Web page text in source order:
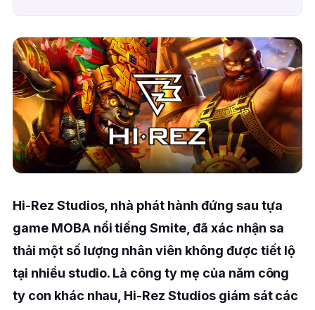
Hi-Rez Studios, nhà phát hành đứng sau tựa
game MOBA nổi tiếng Smite, đã xác nhận sa
thải một số lượng nhân viên không được tiết lộ
tại nhiều studio. Là công ty mẹ của năm công
ty con khác nhau, Hi-Rez Studios giám sát các